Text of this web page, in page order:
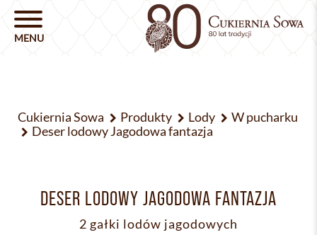
Cukiernia Sowa Produkty Lody
W pucharku
Deser lodowy Jagodowa fantazja
DESER LODOWY JAGODOWA FANTAZJA
2 gałki lodów jagodowych